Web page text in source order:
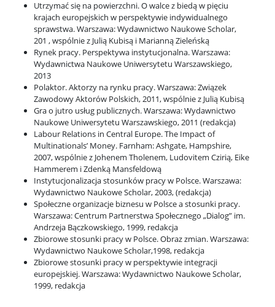
Gdzie się pracuje po socjologii
Współpraca
Interesariusze zewnętrzni
Popularyzacja
Dla mediów
Utrzymać się na powierzchni. O walce z biedą w pięciu
krajach europejskich w perspektywie indywidualnego
sprawstwa. Warszawa: Wydawnictwo Naukowe Scholar,
201 , wspólnie z Julią Kubisą i Marianną Zieleńską
Rynek pracy. Perspektywa instytucjonalna. Warszawa:
Wydawnictwa Naukowe Uniwersytetu Warszawskiego,
2013
Polaktor. Aktorzy na rynku pracy. Warszawa: Związek
Zawodowy Aktorów Polskich, 2011, wspólnie z Julią Kubisą
Gra o jutro usług publicznych. Warszawa: Wydawnictwo
Naukowe Uniwersytetu Warszawskiego, 2011 (redakcja)
Labour Relations in Central Europe. The Impact of
Multinationals’ Money. Farnham: Ashgate, Hampshire,
2007, wspólnie z Johenem Tholenem, Ludovitem Czirią, Eike
Hammerem i Zdenką Mansfeldową
Instytucjonalizacja stosunków pracy w Polsce. Warszawa:
Wydawnictwo Naukowe Scholar, 2003, (redakcja)
Społeczne organizacje biznesu w Polsce a stosunki pracy.
Warszawa: Centrum Partnerstwa Społecznego „Dialog” im.
Andrzeja Bączkowskiego, 1999, redakcja
Zbiorowe stosunki pracy w Polsce. Obraz zmian. Warszawa:
Wydawnictwo Naukowe Scholar,1998, redakcja
Zbiorowe stosunki pracy w perspektywie integracji
europejskiej. Warszawa: Wydawnictwo Naukowe Scholar,
1999, redakcja